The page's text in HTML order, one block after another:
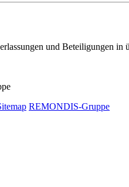
und Beteiligungen in
REMONDIS-Gruppe